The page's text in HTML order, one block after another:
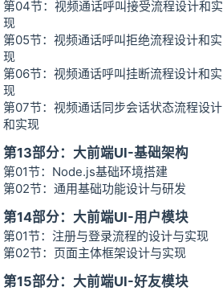
第04节：视频通话呼叫接受流程设计和实
现
第05节：视频通话呼叫拒绝流程设计和实
现
第06节：视频通话呼叫挂断流程设计和实
现
第07节：视频通话同步会话状态流程设计
和实现
第13部分：大前端UI-基础架构
第01节：Node.js基础环境搭建
第02节：通用基础功能设计与研发
第14部分：大前端UI-用户模块
第01节：注册与登录流程的设计与实现
第02节：页面主体框架设计与实现
第15部分：大前端UI-好友模块